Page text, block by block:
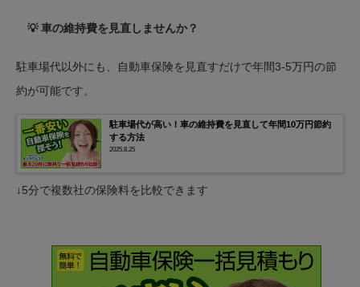
💡 車の維持費を見直しませんか？
駐車場代以外にも、自動車保険を見直すだけで年間3-5万円の節
約が可能です。
駐車場代が高い！車の維持費を見直して年間10万円節約
する方法
2025.8.25
↓5分で複数社の保険料を比較できます